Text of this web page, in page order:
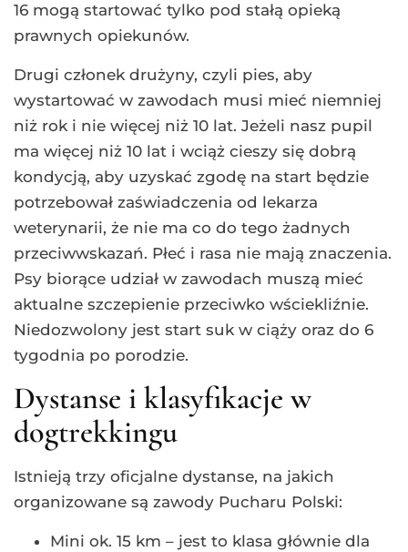
16 mogą startować tylko pod stałą opieką
prawnych opiekunów.
Drugi członek drużyny, czyli pies, aby
wystartować w zawodach musi mieć niemniej
niż rok i nie więcej niż 10 lat. Jeżeli nasz pupil
ma więcej niż 10 lat i wciąż cieszy się dobrą
kondycją, aby uzyskać zgodę na start będzie
potrzebował zaświadczenia od lekarza
weterynarii, że nie ma co do tego żadnych
przeciwwskazań. Płeć i rasa nie mają znaczenia.
Psy biorące udział w zawodach muszą mieć
aktualne szczepienie przeciwko wściekliźnie.
Niedozwolony jest start suk w ciąży oraz do 6
tygodnia po porodzie.
Dystanse i klasyfikacje w
dogtrekkingu
Istnieją trzy oficjalne dystanse, na jakich
organizowane są zawody Pucharu Polski:
Mini ok. 15 km – jest to klasa głównie dla